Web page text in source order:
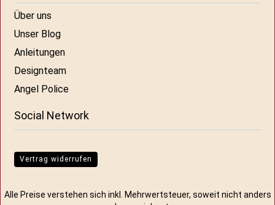
Über uns
Unser Blog
Anleitungen
Designteam
Angel Police
Social Network
Vertrag widerrufen
Alle Preise verstehen sich inkl. Mehrwertsteuer, soweit nicht anders